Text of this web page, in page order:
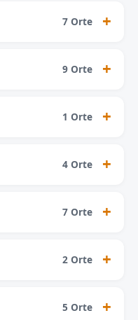
7 Orte
9 Orte
1 Orte
4 Orte
7 Orte
2 Orte
5 Orte